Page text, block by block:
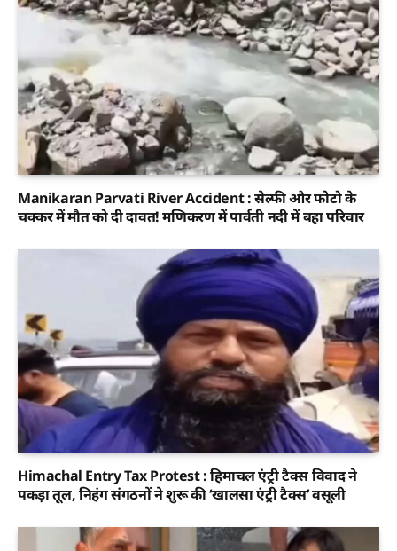
Manikaran Parvati River Accident : सेल्फी और फोटो के
चक्कर में मौत को दी दावत! मणिकरण में पार्वती नदी में बहा परिवार
Himachal Entry Tax Protest : हिमाचल एंट्री टैक्स विवाद ने
पकड़ा तूल, निहंग संगठनों ने शुरू की ‘खालसा एंट्री टैक्स’ वसूली